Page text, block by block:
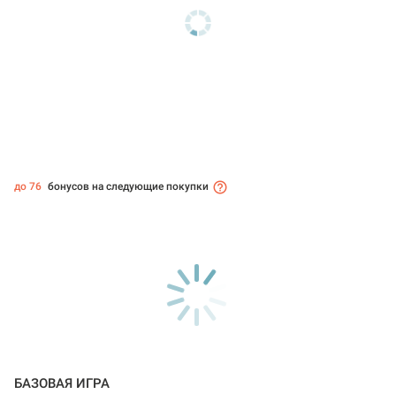
до 76 бонусов на следующие покупки
БАЗОВАЯ ИГРА